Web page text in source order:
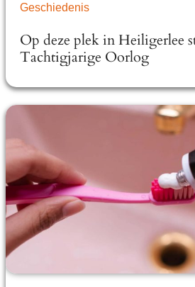
Geschiedenis
Op deze plek in Heiligerlee
Tachtigjarige Oorlog